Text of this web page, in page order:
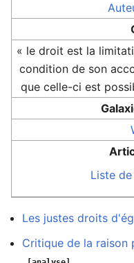
« le droit est la
condition de son
que celle-ci est
Liste
Les justes droits
Critique de la raison